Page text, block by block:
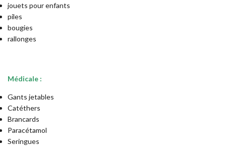
jouets pour enfants
piles
bougies
rallonges
Médicale :
Gants jetables
Catéthers
Brancards
Paracétamol
Seringues